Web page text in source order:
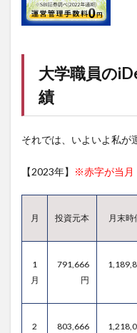
大学職員の
績
それでは、いよいよ私が
【2023年】 ※赤字が当月
月 投資元本 月末時
1
月
791,666
円
2
803,666